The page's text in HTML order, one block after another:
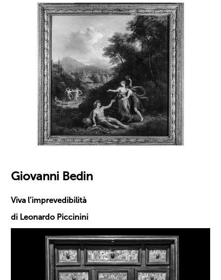
Giovanni Bedin
Viva l’imprevedibilità
di Leonardo Piccinini